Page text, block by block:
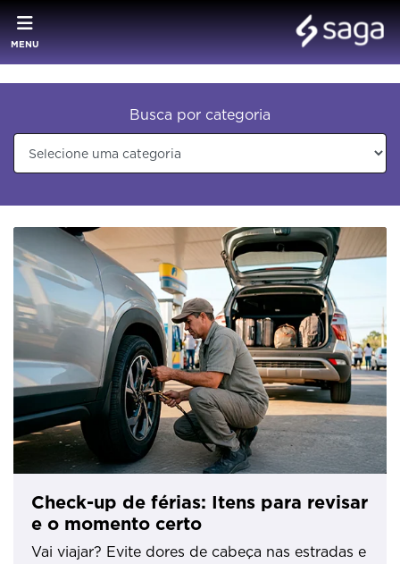
MENU
Busca por categoria
Check-up de férias: Itens para revisar
e o momento certo
Vai viajar? Evite dores de cabeça nas estradas e